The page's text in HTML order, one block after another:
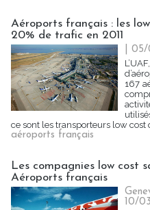
Aéroports français : les
20% de trafic en 2011
|
167
ce sont les transporteurs low cost
aéroports français
Les compagnies low cost
Aéroports français
10/